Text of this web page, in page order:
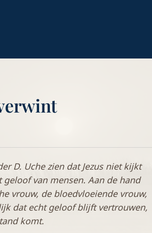
D. Uche zien dat Jezus niet kijkt
van mensen. Aan de hand
vrouw, de bloedvloeiende vrouw,
dat echt geloof blijft vertrouwen,
komt.